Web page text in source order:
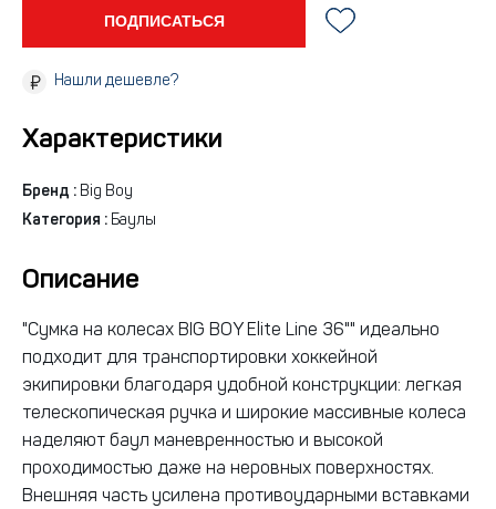
ПОДПИСАТЬСЯ
Нашли дешевле?
Характеристики
Бренд : Big Boy
Категория : Баулы
Описание
"Сумка на колесах BIG BOY Elite Line 36"" идеально
подходит для транспортировки хоккейной
экипировки благодаря удобной конструкции: легкая
телескопическая ручка и широкие массивные колеса
наделяют баул маневренностью и высокой
проходимостью даже на неровных поверхностях.
Внешняя часть усилена противоударными вставками